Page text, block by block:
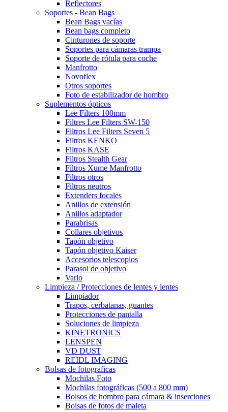
Reflectores
Soportes - Bean Bags
Bean Bags vacías
Bean bags completo
Cinturones de soporte
Soportes para cámaras trampa
Soporte de rótula para coche
Manfrotto
Novoflex
Otros soportes
Foto de estabilizador de hombro
Suplementos ópticos
Lee Filters 100mm
Filtres Lee Filters SW-150
Filtros Lee Filters Seven 5
Filtros KENKO
Filtros KASE
Filtros Stealth Gear
Filtros Xume Manfrotto
Filtros otros
Filtros neutros
Extenders focales
Anillos de extensión
Anillos adaptador
Parabrisas
Collares objetivos
Tapón objetivo
Tapón objetivo Kaiser
Accesorios telescopios
Parasol de objetivo
Vario
Limpieza / Protecciones de lentes y lentes
Limpiador
Trapos, cerbatanas, guantes
Protecciones de pantalla
Soluciones de limpieza
KINETRONICS
LENSPEN
VD DUST
REIDL IMAGING
Bolsas de fotograficas
Mochilas Foto
Mochilas fotográficas (500 a 800 mm)
Bolsos de hombro para cámara & inserciones
Bolsas de fotos de maleta